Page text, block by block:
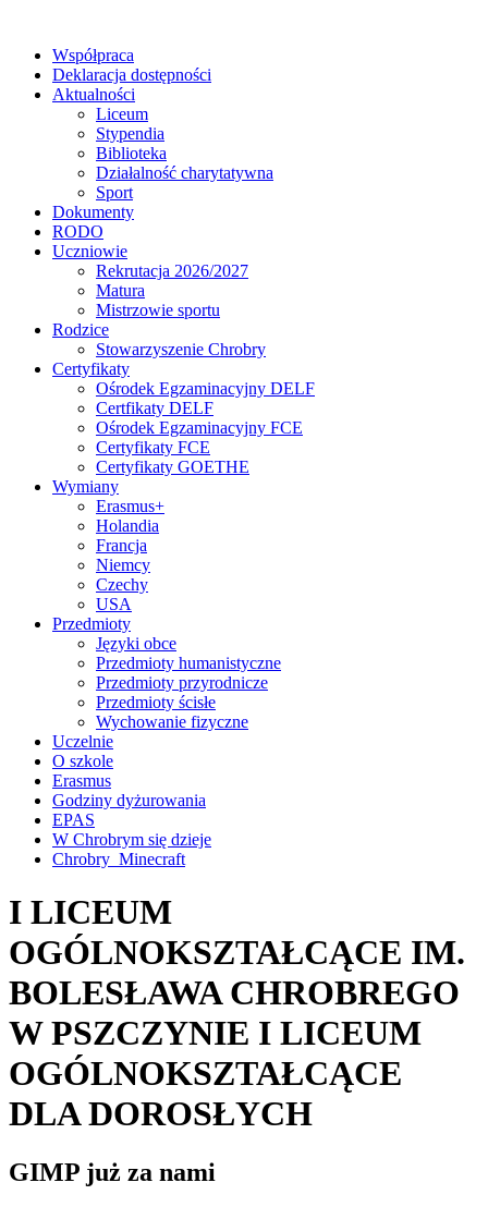
Współpraca
Deklaracja dostępności
Aktualności
Liceum
Stypendia
Biblioteka
Działalność charytatywna
Sport
Dokumenty
RODO
Uczniowie
Rekrutacja 2026/2027
Matura
Mistrzowie sportu
Rodzice
Stowarzyszenie Chrobry
Certyfikaty
Ośrodek Egzaminacyjny DELF
Certfikaty DELF
Ośrodek Egzaminacyjny FCE
Certyfikaty FCE
Certyfikaty GOETHE
Wymiany
Erasmus+
Holandia
Francja
Niemcy
Czechy
USA
Przedmioty
Języki obce
Przedmioty humanistyczne
Przedmioty przyrodnicze
Przedmioty ścisłe
Wychowanie fizyczne
Uczelnie
O szkole
Erasmus
Godziny dyżurowania
EPAS
W Chrobrym się dzieje
Chrobry_Minecraft
I LICEUM
OGÓLNOKSZTAŁCĄCE IM.
BOLESŁAWA CHROBREGO
W PSZCZYNIE I LICEUM
OGÓLNOKSZTAŁCĄCE
DLA DOROSŁYCH
GIMP już za nami